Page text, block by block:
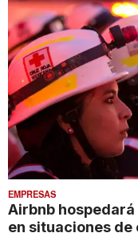
EMPRESAS
Airbnb
en situaciones de